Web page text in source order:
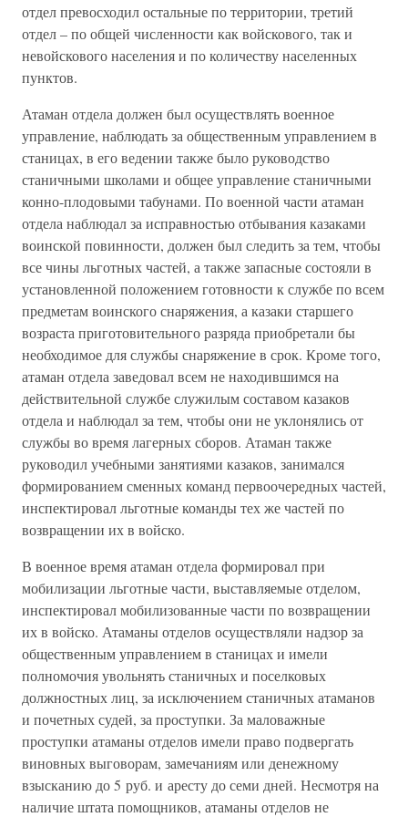
отдел превосходил остальные по территории, третий
отдел – по общей численности как войскового, так и
невойскового населения и по количеству населенных
пунктов.
Атаман отдела должен был осуществлять военное
управление, наблюдать за общественным управлением в
станицах, в его ведении также было руководство
станичными школами и общее управление станичными
конно-плодовыми табунами. По военной части атаман
отдела наблюдал за исправностью отбывания казаками
воинской повинности, должен был следить за тем, чтобы
все чины льготных частей, а также запасные состояли в
установленной положением готовности к службе по всем
предметам воинского снаряжения, а казаки старшего
возраста приготовительного разряда приобретали бы
необходимое для службы снаряжение в срок. Кроме того,
атаман отдела заведовал всем не находившимся на
действительной службе служилым составом казаков
отдела и наблюдал за тем, чтобы они не уклонялись от
службы во время лагерных сборов. Атаман также
руководил учебными занятиями казаков, занимался
формированием сменных команд первоочередных частей,
инспектировал льготные команды тех же частей по
возвращении их в войско.
В военное время атаман отдела формировал при
мобилизации льготные части, выставляемые отделом,
инспектировал мобилизованные части по возвращении
их в войско. Атаманы отделов осуществляли надзор за
общественным управлением в станицах и имели
полномочия увольнять станичных и поселковых
должностных лиц, за исключением станичных атаманов
и почетных судей, за проступки. За маловажные
проступки атаманы отделов имели право подвергать
виновных выговорам, замечаниям или денежному
взысканию до 5 руб. и аресту до семи дней. Несмотря на
наличие штата помощников, атаманы отделов не